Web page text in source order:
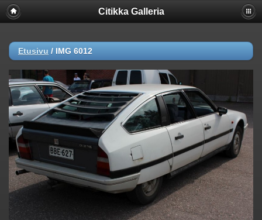
Citikka Galleria
Etusivu / IMG 6012